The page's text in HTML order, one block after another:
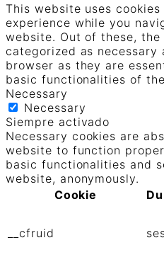
This website uses
experience while you
website. Out of these,
categorized as necessary
browser as they are
basic functionalities of the
Necessary
Necessary
Siempre activado
Necessary cookies are
website to function
basic functionalities and
website, anonymously.
Cookie
__cfruid